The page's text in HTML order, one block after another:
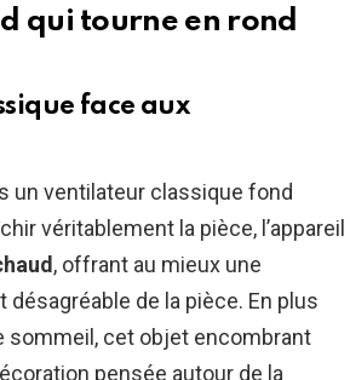
qui tourne en rond
face aux
un ventilateur classique fond
véritablement la pièce, l’appareil
, offrant au mieux une
de la pièce. En plus
sommeil, cet objet encombrant
pensée autour de la